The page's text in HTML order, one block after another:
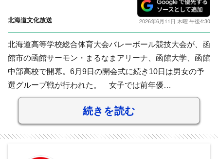
北海道文化放送 2026年6月11日 木曜 午後4:30
北海道高等学校総合体育大会バレーボール競技大会が、函
館市の函館サーモン・まるなまアリーナ、函館大学、函館
中部高校で開幕。6月9日の開会式に続き10日は男女の予
選グループ戦が行われた。 女子では前年優…
続きを読む